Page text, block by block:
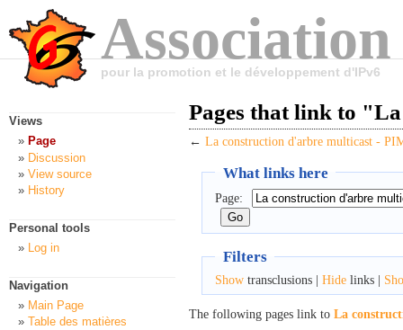
pour la promotion et le développement d'IPv6
Pages that link to
← La construction d'arbre multicast -
What links here
Page:
Filters
Showtransclusions | Hidelinks |
The following pages link to La
Views
Page
Discussion
View source
History
Personal tools
Log in
Navigation
Main Page
Table des matières